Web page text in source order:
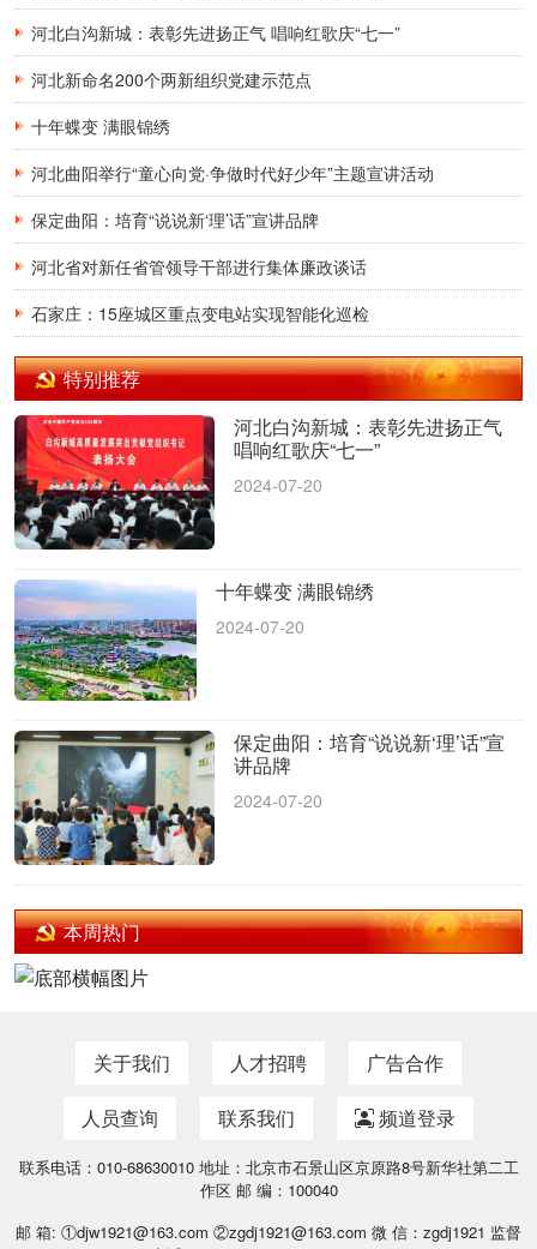
河北白沟新城：表彰先进扬正气 唱响红歌庆“七一”
河北新命名200个两新组织党建示范点
十年蝶变 满眼锦绣
河北曲阳举行“童心向党·争做时代好少年”主题宣讲活动
保定曲阳：培育“说说新‘理’话”宣讲品牌
河北省对新任省管领导干部进行集体廉政谈话
石家庄：15座城区重点变电站实现智能化巡检
特别推荐
河北白沟新城：表彰先进扬正气
唱响红歌庆“七一”
2024-07-20
十年蝶变 满眼锦绣
2024-07-20
保定曲阳：培育“说说新‘理’话”宣
讲品牌
2024-07-20
本周热门
关于我们 人才招聘
广告合作
人员查询
联系我们 频道登录
联系电话：010-68630010 地址：北京市石景山区京原路8号新华社第二工
作区 邮 编：100040
邮 箱: ①djw1921@163.com ②zgdj1921@163.com 微 信：zgdj1921 监督